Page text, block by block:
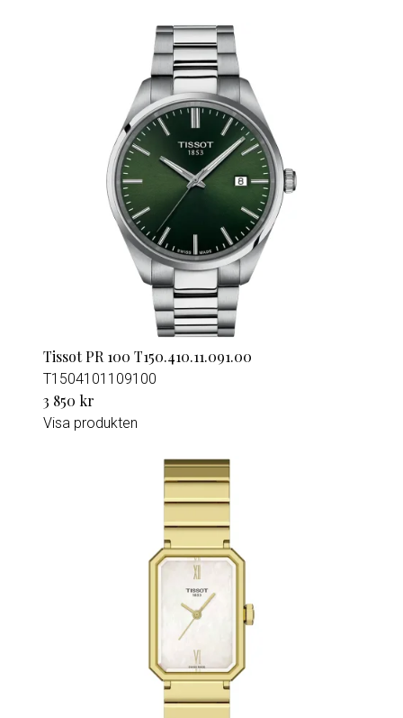
Tissot PR 100 T150.410.11.091.00
T1504101109100
3 850 kr
Visa produkten